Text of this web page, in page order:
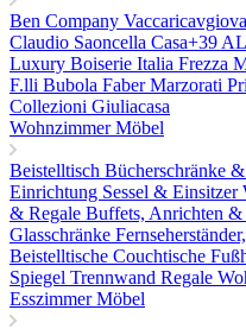
Ben Company
Claudio Saoncella Casa+39
Luxury Boiserie Italia Frezza
F.lli Bubola FaberMarzorati
Collezioni Giuliacasa
Wohnzimmer Möbel
Beistelltisch Bücherschränke
Einrichtung Sessel & Einsitzer
& Regale Buffets, Anrichten &
Glasschränke
Beistelltische Couchtische
Spiegel Trennwand Regale
Esszimmer Möbel